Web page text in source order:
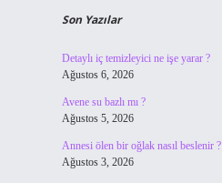
Son Yazılar
Detaylı iç temizleyici ne işe yarar ?
Ağustos 6, 2026
Avene su bazlı mı ?
Ağustos 5, 2026
Annesi ölen bir oğlak nasıl beslenir ?
Ağustos 3, 2026